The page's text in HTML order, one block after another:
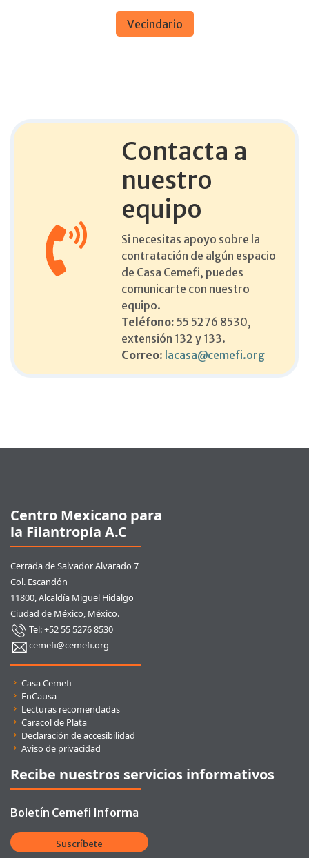
Vecindario
Contacta a
nuestro
equipo
Si necesitas apoyo sobre la
contratación de algún espacio
de Casa Cemefi, puedes
comunicarte con nuestro
equipo.
Teléfono: 55 5276 8530,
extensión 132 y 133.
Correo: lacasa@cemefi.org
Centro Mexicano para
la Filantropía A.C
Cerrada de Salvador Alvarado 7
Col. Escandón
11800, Alcaldía Miguel Hidalgo
Ciudad de México, México.
Tel: +52 55 5276 8530
cemefi@cemefi.org
Enlaces rápidos
Casa Cemefi
EnCausa
Lecturas recomendadas
Caracol de Plata
Declaración de accesibilidad
Aviso de privacidad
Recibe nuestros servicios informativos
Boletín Cemefi Informa
Suscríbete